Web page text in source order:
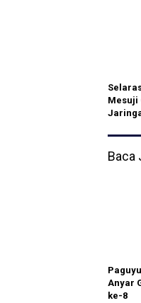
Mesuji
Setiap
Usia
Baca
Anyar
ke-8